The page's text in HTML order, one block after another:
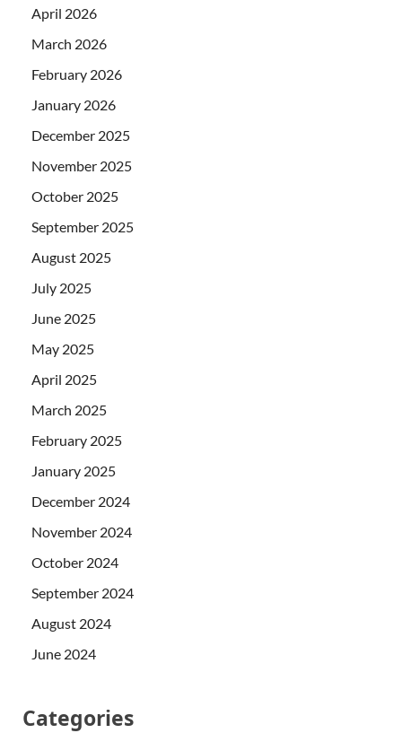
April 2026
March 2026
February 2026
January 2026
December 2025
November 2025
October 2025
September 2025
August 2025
July 2025
June 2025
May 2025
April 2025
March 2025
February 2025
January 2025
December 2024
November 2024
October 2024
September 2024
August 2024
June 2024
Categories